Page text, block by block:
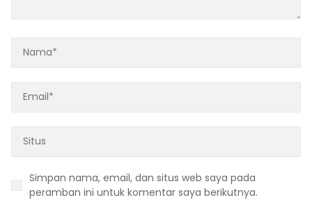
Simpan nama, email, dan situs web saya pada
peramban ini untuk komentar saya berikutnya.